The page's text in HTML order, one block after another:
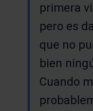
primera
pero es
que no
bien
Cuando